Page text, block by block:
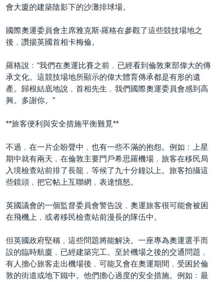
會大廈的建築陰影下的沙灘排球場。
國際奧運委員會主席雅克斯‧羅格在參觀了這些競技場地之
後﹐讚揚英國首相卡梅倫。
羅格說﹕“我們在奧運比賽之前﹐已經看到倫敦東部偉大的傳
承文化。這競技場地所顯示的偉大體育傳承都是有形的遺
產。歸根結底地說﹐首相先生﹐我們國際奧運委員會感到高
興。多謝你。”
**旅客便利與安全措施平衡難覓**
不過﹐在一片企盼聲中﹐也有一些不滿的抱怨。例如﹕上星
期中就有兩天﹐在倫敦主要門戶希思羅機場﹐旅客在移民局
入境檢查站前排了長龍﹐等候了九十分鐘以上。旅客拍攝這
些鏡頭﹐把它帖上互聯網﹐表達憤怒。
英國議會的一個監督委員會警告說﹐奧運旅客很可能會被困
在飛機上﹐或者移民檢查站前漫長的隊伍中。
但英國政府堅稱﹐這些問題將能解決。一座專為奧運選手而
設的臨時航廈﹐已經建築完工。至於機場之後的交通問題﹐
有人擔心旅客走出機場後﹐可能又會在奧運期間﹐受困於倫
敦的街道或地下鐵中。他們擔心過度的安全措施。例如﹕最